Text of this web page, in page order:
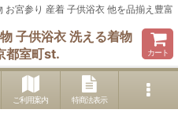
宮参り 産着 子供浴衣 他を品揃え豊富
子供浴衣 洗える着物
都室町st.
カート
ご利用案内 特商法表示